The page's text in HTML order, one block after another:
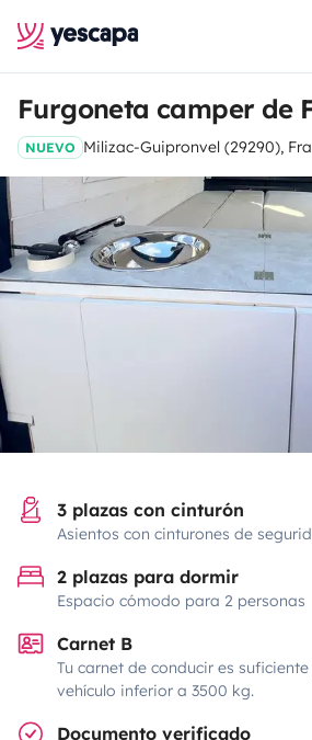
Furgoneta camper de
NUEVO Milizac-Guipronvel (29290),
3 plazas con cinturón
Asientos con cinturones de
2 plazas para dormir
Espacio cómodo para 2 personas
Carnet B
Tu carnet de conducir es
vehículo inferior a 3500 kg.
Documento verificado